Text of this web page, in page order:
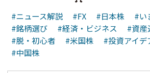
#ニュース解説 #FX #日本株
#い
#銘柄選び
#経済・ビジネス
#資産
#脱・初心者
#米国株 #投資アイデ
#中国株